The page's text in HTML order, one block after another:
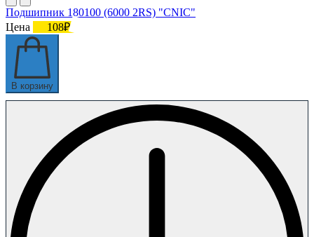
Подшипник 180100 (6000 2RS) "CNIC"
Цена
108₽
В корзину